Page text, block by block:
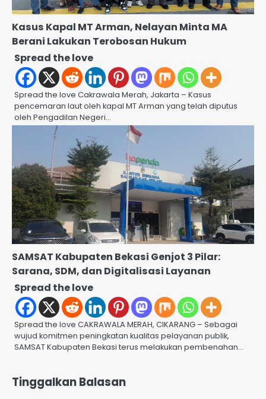
Kasus Kapal MT Arman, Nelayan Minta MA
Berani Lakukan Terobosan Hukum
Spread the love
Spread the love Cakrawala Merah, Jakarta – Kasus
pencemaran laut oleh kapal MT Arman yang telah diputus
oleh Pengadilan Negeri…
SAMSAT Kabupaten Bekasi Genjot 3 Pilar:
Sarana, SDM, dan Digitalisasi Layanan
Spread the love
Spread the love CAKRAWALA MERAH, CIKARANG – Sebagai
wujud komitmen peningkatan kualitas pelayanan publik,
SAMSAT Kabupaten Bekasi terus melakukan pembenahan…
Tinggalkan Balasan